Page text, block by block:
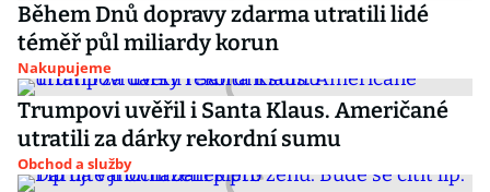
Během Dnů dopravy zdarma utratili lidé
téměř půl miliardy korun
Nakupujeme
Trumpovi uvěřil i Santa Klaus. Američané
utratili za dárky rekordní sumu
Obchod a služby